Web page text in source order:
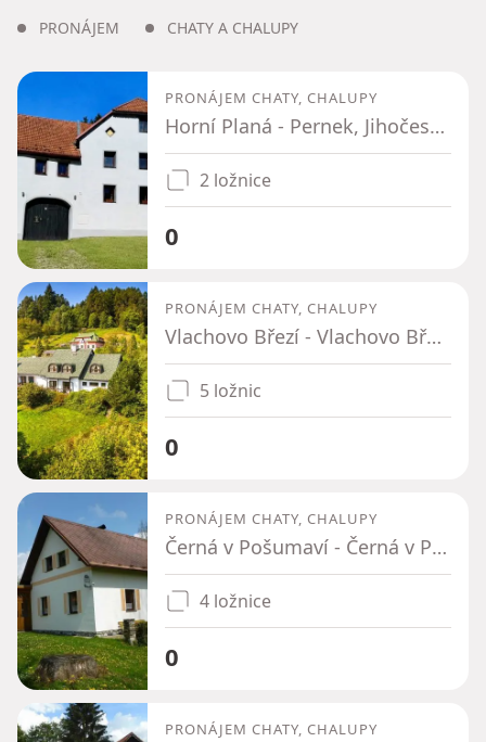
PRONÁJEM CHATY A CHALUPY
PRONÁJEM CHATY, CHALUPY
Horní Planá - Pernek, Jihočeský kraj
2 ložnice
0
PRONÁJEM CHATY, CHALUPY
Vlachovo Březí - Vlachovo Březí, Jihočeský kraj
5 ložnic
0
PRONÁJEM CHATY, CHALUPY
Černá v Pošumaví - Černá v Pošumaví, Jihočeský kraj
4 ložnice
0
PRONÁJEM CHATY, CHALUPY